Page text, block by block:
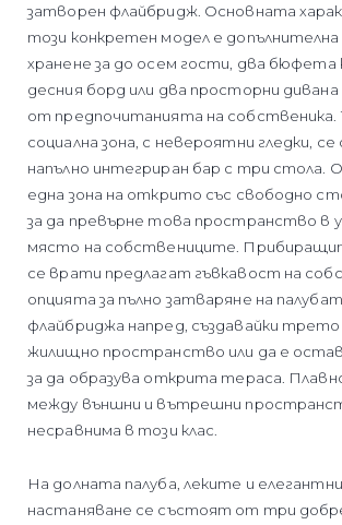
затворен флайбридж. Основната
този конкретен модел е допълнителна
хранене за до осем гости, два бюфета
десния борд или два просторни
от предпочитанията на собственика.
социална зона, с невероятни гледки,
напълно интегриран бар с три стола.
една зона на открито със свободно
за да превърне това пространство в
място на собствениците.
се врати предлагат гъвкавост на
опцията за пълно затваряне на
флайбриджа напред, създавайки
жилищно пространство или да е
за да образува открита тераса.
между външни и вътрешни
несравнима в този клас.
На долната палуба, леките и
настаняване се състоят от три